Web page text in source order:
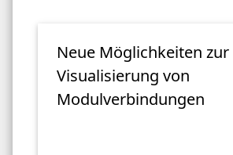
Neue Möglichkeiten zur
Visualisierung von
Modulverbindungen